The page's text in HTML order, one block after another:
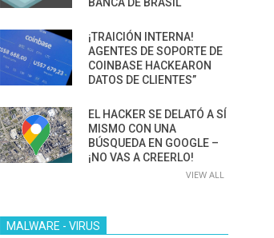
¡TRAICIÓN INTERNA!
AGENTES DE SOPORTE DE
COINBASE HACKEARON
DATOS DE CLIENTES”
EL HACKER SE DELATÓ A SÍ
MISMO CON UNA
BÚSQUEDA EN GOOGLE –
¡NO VAS A CREERLO!
VIEW ALL
MALWARE - VIRUS